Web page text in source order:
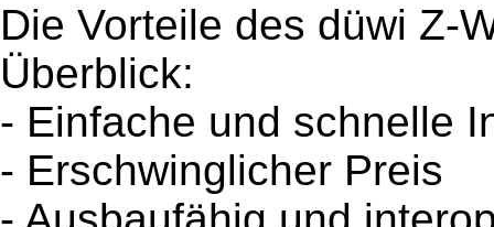
Die Vorteile des düwi Z-
Überblick:
- Einfache und schnelle
- Erschwinglicher Preis